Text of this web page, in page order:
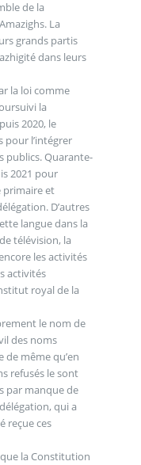
de la
La
grands partis
dans leurs
la loi comme
la
2020, le
pour l’intégrer
publics. Quarante-
2021 pour
primaire et
D’autres
langue dans la
télévision, la
les activités
activités
royal de la
le nom de
des noms
de même qu’en
refusés le sont
par manque de
qui a
reçue ces
la Constitution